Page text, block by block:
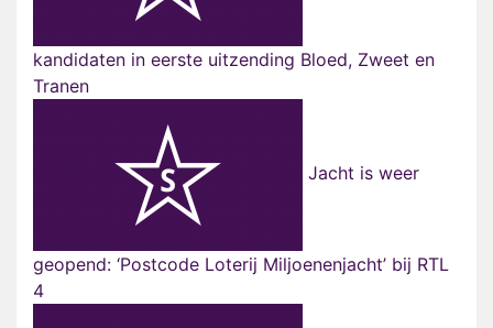
kandidaten in eerste uitzending Bloed, Zweet en
Tranen
Jacht is weer
geopend: ‘Postcode Loterij Miljoenenjacht’ bij RTL
4